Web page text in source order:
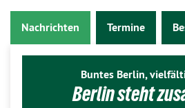
Nachrichten Termine
Buntes Berlin,
Berlin steht